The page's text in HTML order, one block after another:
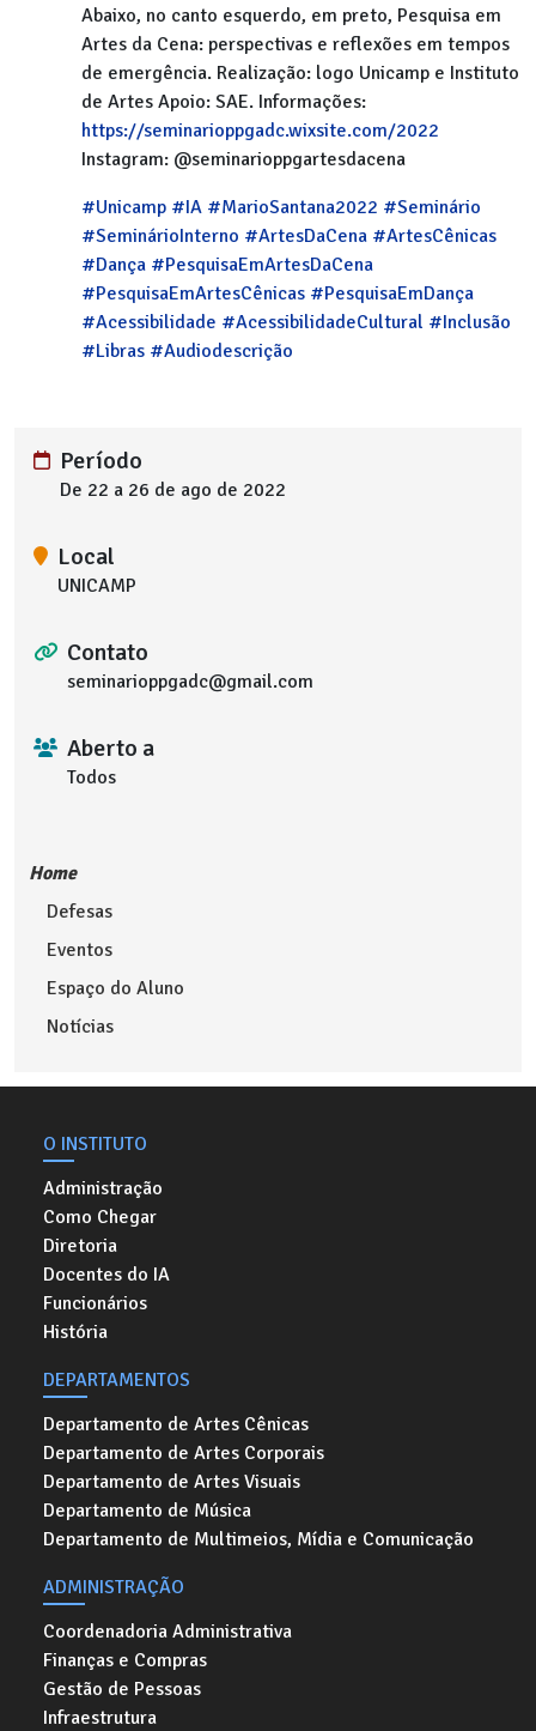
Abaixo, no canto esquerdo, em preto, Pesquisa em
Artes da Cena: perspectivas e reflexões em tempos
de emergência. Realização: logo Unicamp e Instituto
de Artes Apoio: SAE. Informações:
https://seminarioppgadc.wixsite.com/2022
Instagram: @seminarioppgartesdacena
#Unicamp #IA #MarioSantana2022 #Seminário
#SeminárioInterno #ArtesDaCena #ArtesCênicas
#Dança #PesquisaEmArtesDaCena
#PesquisaEmArtesCênicas #PesquisaEmDança
#Acessibilidade #AcessibilidadeCultural #Inclusão
#Libras #Audiodescrição
Período
De 22 a 26 de ago de 2022
Local
UNICAMP
Contato
seminarioppgadc@gmail.com
Aberto a
Todos
Home
Defesas
Eventos
Espaço do Aluno
Notícias
O INSTITUTO
Administração
Como Chegar
Diretoria
Docentes do IA
Funcionários
História
DEPARTAMENTOS
Departamento de Artes Cênicas
Departamento de Artes Corporais
Departamento de Artes Visuais
Departamento de Música
Departamento de Multimeios, Mídia e Comunicação
ADMINISTRAÇÃO
Coordenadoria Administrativa
Finanças e Compras
Gestão de Pessoas
Infraestrutura